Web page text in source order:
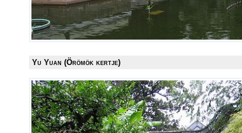
Yu Yuan (Örömök kertje)